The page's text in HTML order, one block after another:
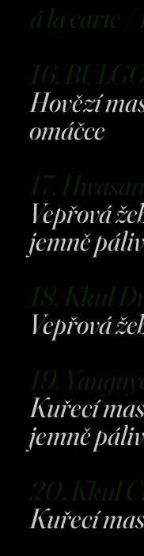
á la carte /
16.
Hovězí
omáčce
17.
Vepřová
jemně
18. Kkul
Vepřová
19.
Kuřecí
jemně
20. Kkul
Kuřecí